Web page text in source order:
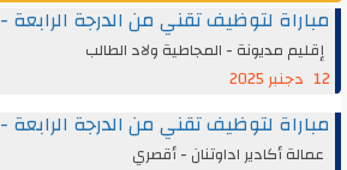
لتوظيف تقني من الدرجة الرابعة - سلم 8
مديونة - المجاطية ولاد الطالب
لتوظيف تقني من الدرجة الرابعة - سلم 8
أكادير اداوتنان - أقصري